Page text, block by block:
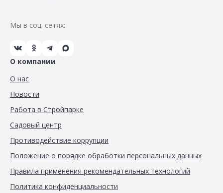
Мы в соц. сетях:
О компании
О нас
Новости
Работа в Стройпарке
Садовый центр
Противодействие коррупции
Положение о порядке обработки персональных данных
Правила применения рекомендательных технологий
Политика конфиденциальности